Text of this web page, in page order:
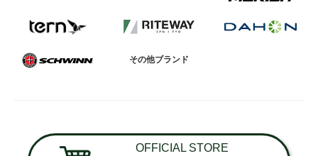
その他ブランド
OFFICIAL STORE